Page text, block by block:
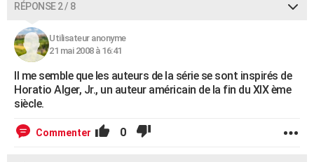
RÉPONSE 2 / 8
Utilisateur anonyme
21 mai 2008 à 16:41
Il me semble que les auteurs de la série se sont inspirés de
Horatio Alger, Jr., un auteur américain de la fin du XIX ème
siècle.
Commenter 0